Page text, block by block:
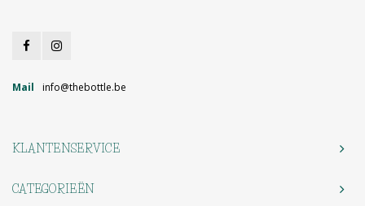
Mail info@thebottle.be
KLANTENSERVICE
CATEGORIEËN